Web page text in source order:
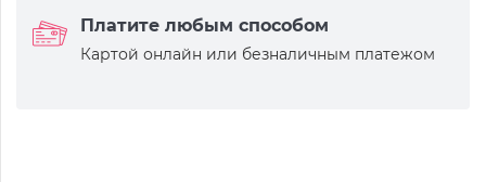
Платите любым способом
Картой онлайн или безналичным платежом